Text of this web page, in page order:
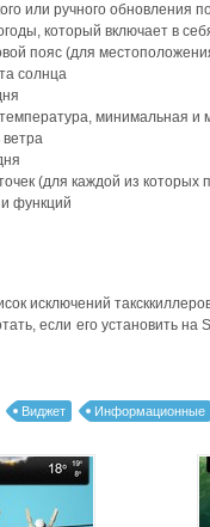
или ручного обновления
который включает в
пояс (для
солнца
минимальная и
ветра
(для каждой из которых
функций
исключений
если его установить
Виджет Информационные